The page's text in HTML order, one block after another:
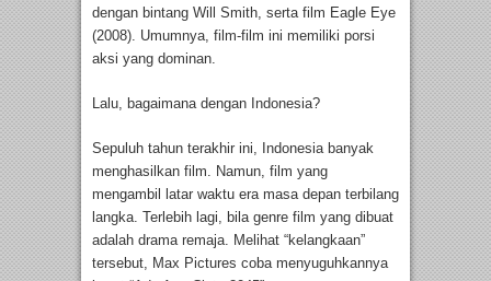
dengan bintang Will Smith, serta film Eagle Eye
(2008). Umumnya, film-film ini memiliki porsi
aksi yang dominan.
Lalu, bagaimana dengan Indonesia?
Sepuluh tahun terakhir ini, Indonesia banyak
menghasilkan film. Namun, film yang
mengambil latar waktu era masa depan terbilang
langka. Terlebih lagi, bila genre film yang dibuat
adalah drama remaja. Melihat “kelangkaan”
tersebut, Max Pictures coba menyuguhkannya